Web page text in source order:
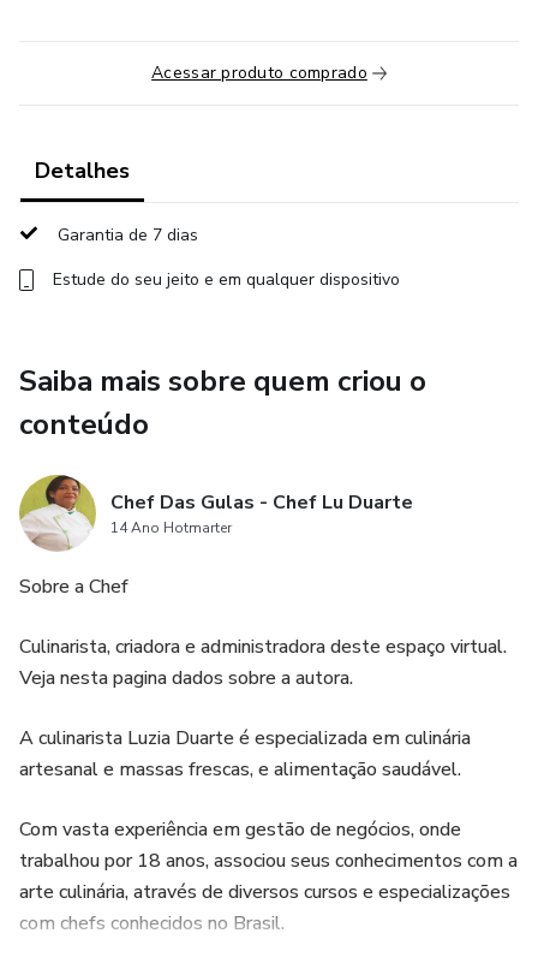
Acessar produto comprado
Detalhes
Garantia de 7 dias
Estude do seu jeito e em qualquer dispositivo
Saiba mais sobre quem criou o
conteúdo
Chef Das Gulas - Chef Lu Duarte
14 Ano Hotmarter
Sobre a Chef
Culinarista, criadora e administradora deste espaço virtual.
Veja nesta pagina dados sobre a autora.
A culinarista Luzia Duarte é especializada em culinária
artesanal e massas frescas, e alimentação saudável.
Com vasta experiência em gestão de negócios, onde
trabalhou por 18 anos, associou seus conhecimentos com a
arte culinária, através de diversos cursos e especializações
com chefs conhecidos no Brasil.